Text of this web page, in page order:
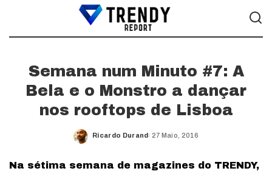
Semana num Minuto #7: A
Bela e o Monstro a dançar
nos rooftops de Lisboa
Posted
Ricardo Durand 27 Maio, 2016
Na sétima semana de magazines do TRENDY,